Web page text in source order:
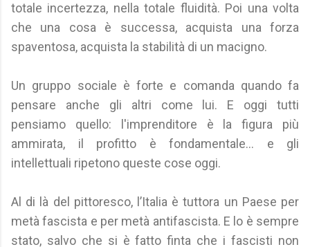
totale incertezza, nella totale fluidità. Poi una volta
che una cosa è successa, acquista una forza
spaventosa, acquista la stabilità di un macigno.
Un gruppo sociale è forte e comanda quando fa
pensare anche gli altri come lui. E oggi tutti
pensiamo quello: l'imprenditore è la figura più
ammirata, il profitto è fondamentale... e gli
intellettuali ripetono queste cose oggi.
Al di là del pittoresco, l’Italia è tuttora un Paese per
metà fascista e per metà antifascista. E lo è sempre
stato, salvo che si è fatto finta che i fascisti non